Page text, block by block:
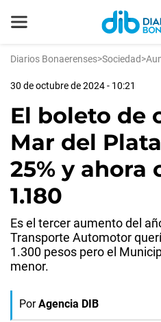
Diarios Bonaerenses>Sociedad>
30 de octubre de 2024 - 10:21
El boleto de
Mar del
25% y ahora
1.180
Es el tercer aumento del
Transporte Automotor
1.300 pesos pero el
menor.
Por Agencia DIB